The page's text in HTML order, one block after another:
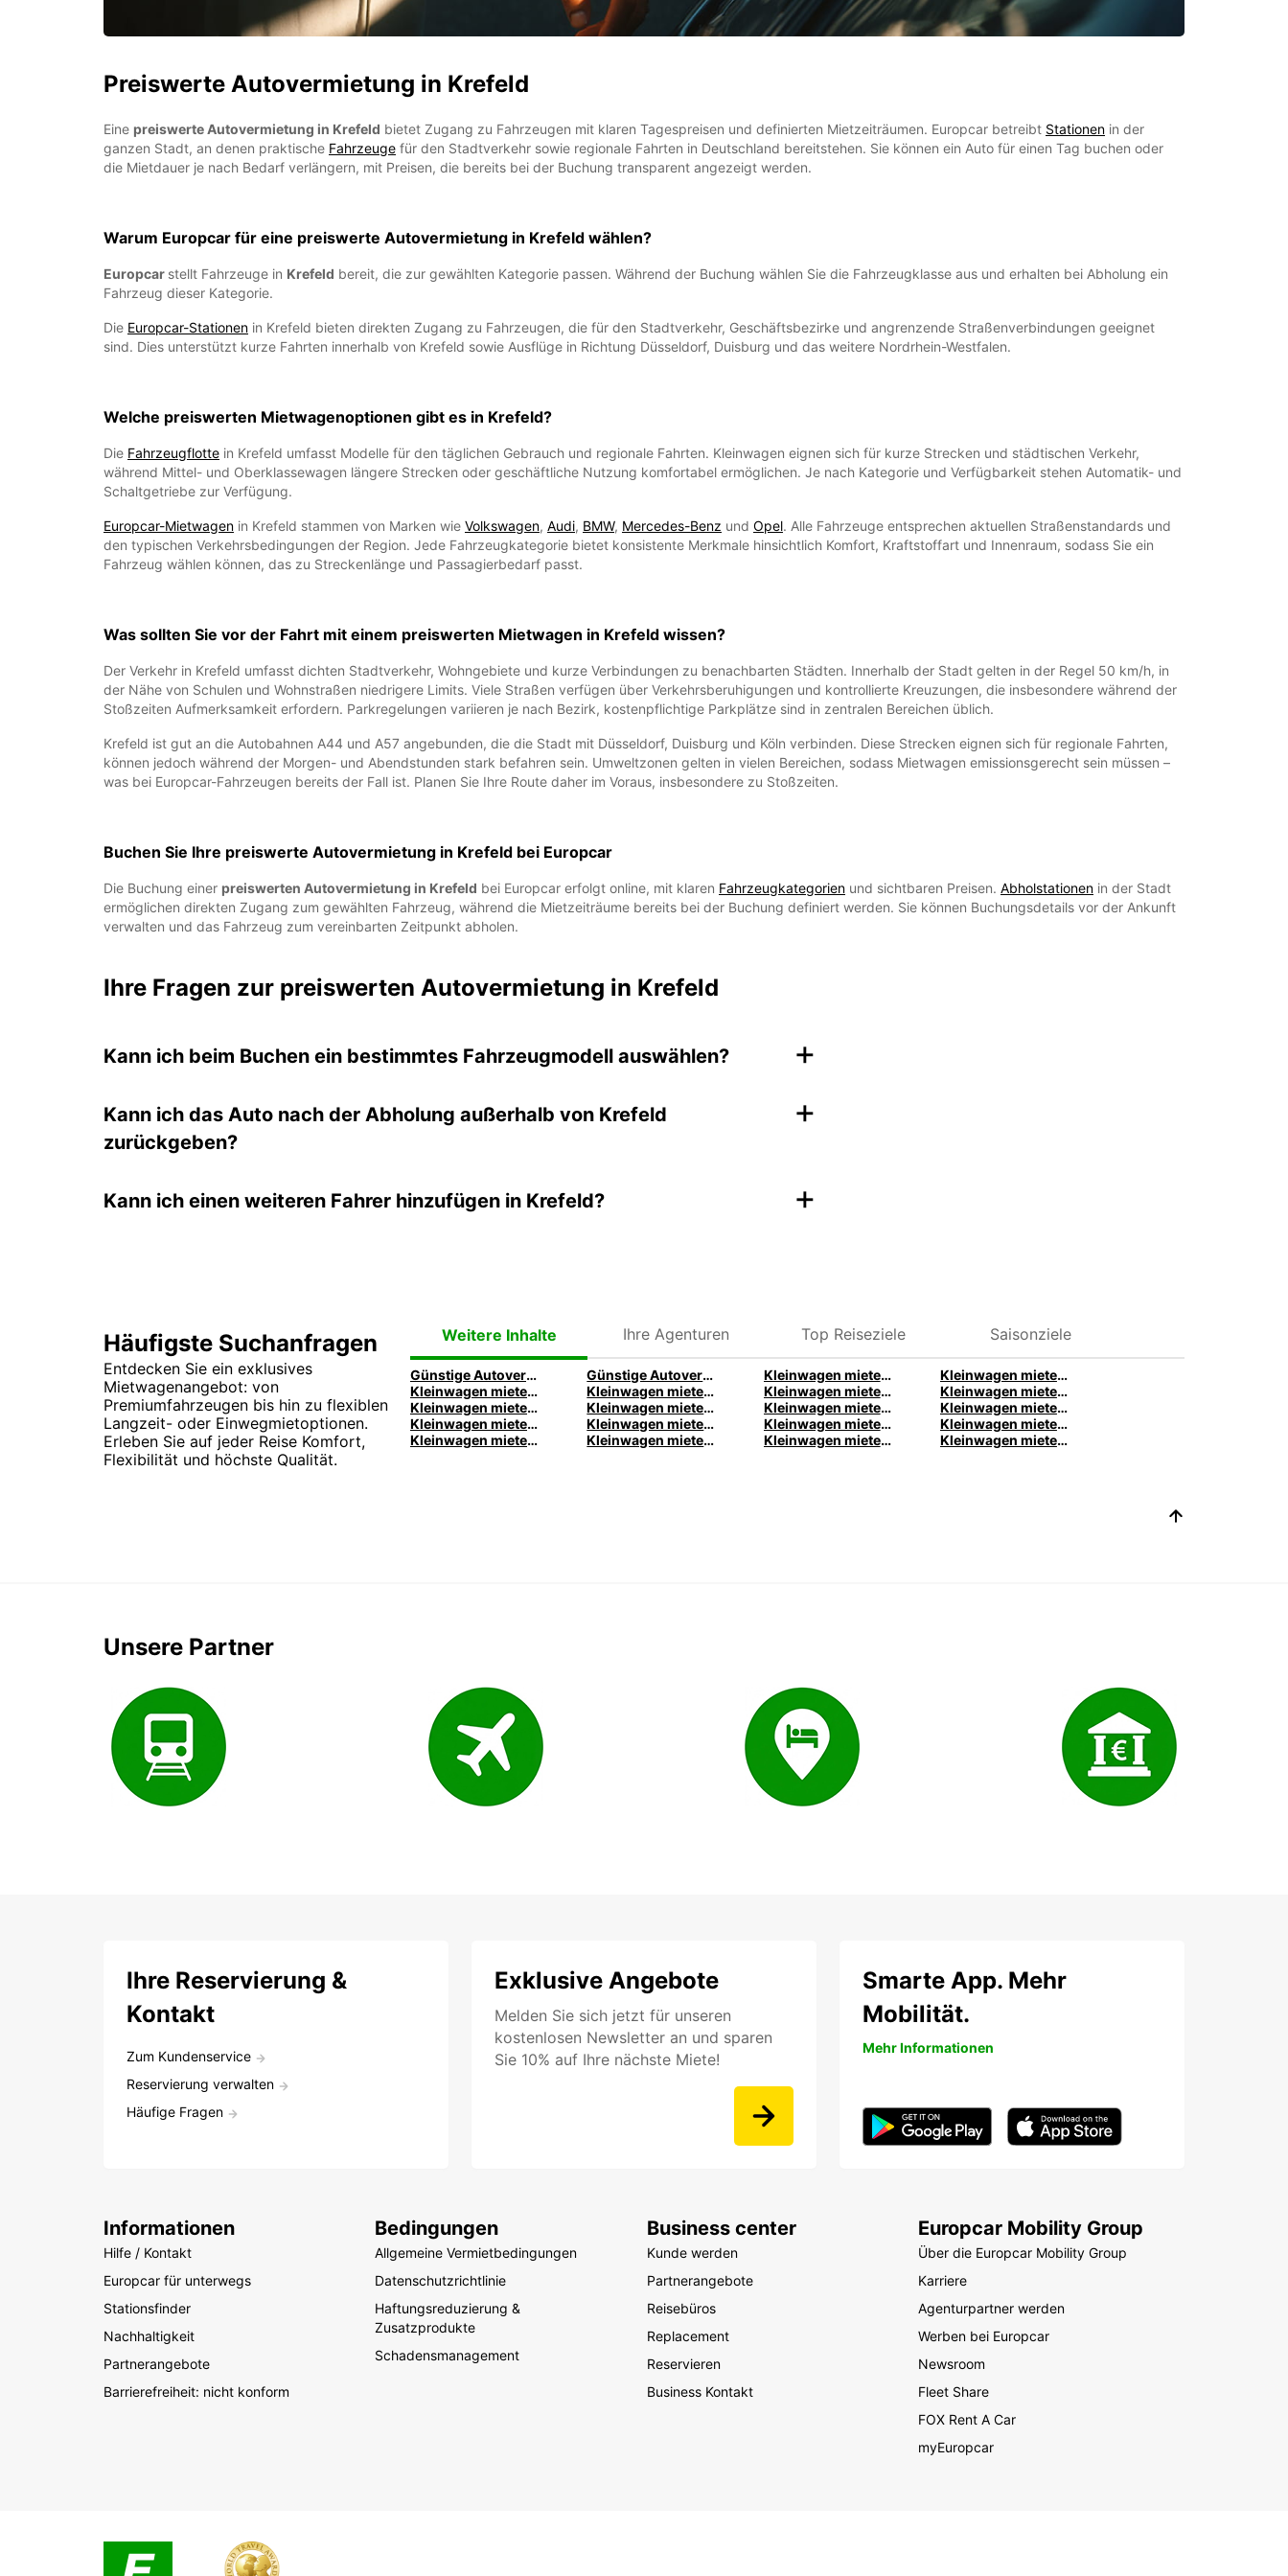
Preiswerte Autovermietung in Krefeld
Eine preiswerte Autovermietung in Krefeld bietet Zugang zu Fahrzeugen mit klaren Tagespreisen und definierten Mietzeiträumen. Europcar betreibt Stationen in der
ganzen Stadt, an denen praktische Fahrzeuge für den Stadtverkehr sowie regionale Fahrten in Deutschland bereitstehen. Sie können ein Auto für einen Tag buchen oder
die Mietdauer je nach Bedarf verlängern, mit Preisen, die bereits bei der Buchung transparent angezeigt werden.
Warum Europcar für eine preiswerte Autovermietung in Krefeld wählen?
Europcar stellt Fahrzeuge in Krefeld bereit, die zur gewählten Kategorie passen. Während der Buchung wählen Sie die Fahrzeugklasse aus und erhalten bei Abholung ein
Fahrzeug dieser Kategorie.
Die Europcar-Stationen in Krefeld bieten direkten Zugang zu Fahrzeugen, die für den Stadtverkehr, Geschäftsbezirke und angrenzende Straßenverbindungen geeignet
sind. Dies unterstützt kurze Fahrten innerhalb von Krefeld sowie Ausflüge in Richtung Düsseldorf, Duisburg und das weitere Nordrhein-Westfalen.
Welche preiswerten Mietwagenoptionen gibt es in Krefeld?
Die Fahrzeugflotte in Krefeld umfasst Modelle für den täglichen Gebrauch und regionale Fahrten. Kleinwagen eignen sich für kurze Strecken und städtischen Verkehr,
während Mittel- und Oberklassewagen längere Strecken oder geschäftliche Nutzung komfortabel ermöglichen. Je nach Kategorie und Verfügbarkeit stehen Automatik- und
Schaltgetriebe zur Verfügung.
Europcar-Mietwagen in Krefeld stammen von Marken wie Volkswagen, Audi, BMW, Mercedes-Benz und Opel. Alle Fahrzeuge entsprechen aktuellen Straßenstandards und
den typischen Verkehrsbedingungen der Region. Jede Fahrzeugkategorie bietet konsistente Merkmale hinsichtlich Komfort, Kraftstoffart und Innenraum, sodass Sie ein
Fahrzeug wählen können, das zu Streckenlänge und Passagierbedarf passt.
Was sollten Sie vor der Fahrt mit einem preiswerten Mietwagen in Krefeld wissen?
Der Verkehr in Krefeld umfasst dichten Stadtverkehr, Wohngebiete und kurze Verbindungen zu benachbarten Städten. Innerhalb der Stadt gelten in der Regel 50 km/h, in
der Nähe von Schulen und Wohnstraßen niedrigere Limits. Viele Straßen verfügen über Verkehrsberuhigungen und kontrollierte Kreuzungen, die insbesondere während der
Stoßzeiten Aufmerksamkeit erfordern. Parkregelungen variieren je nach Bezirk, kostenpflichtige Parkplätze sind in zentralen Bereichen üblich.
Krefeld ist gut an die Autobahnen A44 und A57 angebunden, die die Stadt mit Düsseldorf, Duisburg und Köln verbinden. Diese Strecken eignen sich für regionale Fahrten,
können jedoch während der Morgen- und Abendstunden stark befahren sein. Umweltzonen gelten in vielen Bereichen, sodass Mietwagen emissionsgerecht sein müssen –
was bei Europcar-Fahrzeugen bereits der Fall ist. Planen Sie Ihre Route daher im Voraus, insbesondere zu Stoßzeiten.
Buchen Sie Ihre preiswerte Autovermietung in Krefeld bei Europcar
Die Buchung einer preiswerten Autovermietung in Krefeld bei Europcar erfolgt online, mit klaren Fahrzeugkategorien und sichtbaren Preisen. Abholstationen in der Stadt
ermöglichen direkten Zugang zum gewählten Fahrzeug, während die Mietzeiträume bereits bei der Buchung definiert werden. Sie können Buchungsdetails vor der Ankunft
verwalten und das Fahrzeug zum vereinbarten Zeitpunkt abholen.
Ihre Fragen zur preiswerten Autovermietung in Krefeld
Kann ich beim Buchen ein bestimmtes Fahrzeugmodell auswählen? +
Kann ich das Auto nach der Abholung außerhalb von Krefeld
zurückgeben?
+
Kann ich einen weiteren Fahrer hinzufügen in Krefeld? +
Häufigste Suchanfragen
Entdecken Sie ein exklusives
Mietwagenangebot: von
Premiumfahrzeugen bis hin zu flexiblen
Langzeit- oder Einwegmietoptionen.
Erleben Sie auf jeder Reise Komfort,
Flexibilität und höchste Qualität.
Weitere Inhalte Ihre Agenturen Top Reiseziele Saisonziele
Günstige Autovermietung Potsdam | Mietwagen Angebote & Preise Günstige Autovermietung Mallorca | Mietwagen am Flughafen Palma buchen Kleinwagen mieten in Leipzig | Europcar
Kleinwagen mieten in Kassel | Europcar
Kleinwagen mieten in Koblenz | Europcar
Kleinwagen mieten in Kiel | Europcar Kleinwagen mieten in Karlsruhe | Europcar
Kleinwagen mieten in Hannover | Europcar
Kleinwagen mieten in Hamburg | Europcar
Kleinwagen mieten in Essen | Europcar Kleinwagen mieten in Duisburg | Europcar
Kleinwagen mieten in Dortmund | Europcar
Kleinwagen mieten in Bremen | Europcar
Kleinwagen mieten in Bonn | Europcar Kleinwagen mieten in Bochum | Europcar
Kleinwagen mieten in Bielefeld | Europcar
Kleinwagen mieten in Berlin | Europcar
Kleinwagen mieten in Augsburg | Europcar Kleinwagen mieten in Antalya | Europcar Kleinwagen mieten in Aachen | Europcar
Unsere Partner
Ihre Reservierung &
Kontakt
Zum Kundenservice
Reservierung verwalten
Häufige Fragen
Exklusive Angebote
Melden Sie sich jetzt für unseren
kostenlosen Newsletter an und sparen
Sie 10% auf Ihre nächste Miete!
Smarte App. Mehr
Mobilität.
Mehr Informationen
Informationen
Hilfe / Kontakt
Europcar für unterwegs
Stationsfinder
Nachhaltigkeit
Partnerangebote
Barrierefreiheit: nicht konform
Bedingungen
Allgemeine Vermietbedingungen
Datenschutzrichtlinie
Haftungsreduzierung &
Zusatzprodukte
Schadensmanagement
Business center
Kunde werden
Partnerangebote
Reisebüros
Replacement
Reservieren
Business Kontakt
Europcar Mobility Group
Über die Europcar Mobility Group
Karriere
Agenturpartner werden
Werben bei Europcar
Newsroom
Fleet Share
FOX Rent A Car
myEuropcar